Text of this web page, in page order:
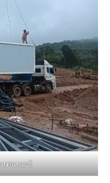
ทนเนอร์